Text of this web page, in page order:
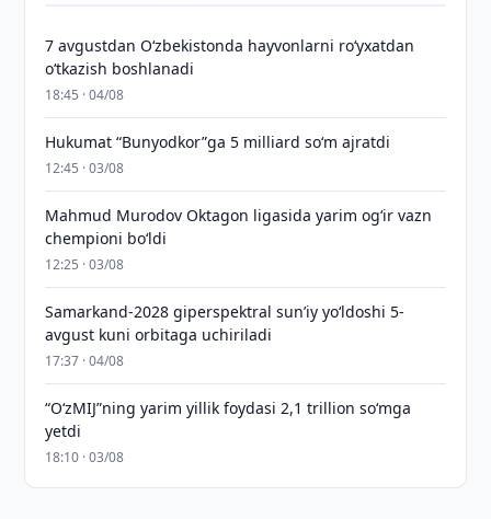
7 avgustdan O‘zbekistonda hayvonlarni ro‘yxatdan
o‘tkazish boshlanadi
18:45 · 04/08
Hukumat “Bunyodkor”ga 5 milliard so‘m ajratdi
12:45 · 03/08
Mahmud Murodov Oktagon ligasida yarim og‘ir vazn
chempioni bo‘ldi
12:25 · 03/08
Samarkand-2028 giperspektral sun’iy yo‘ldoshi 5-
avgust kuni orbitaga uchiriladi
17:37 · 04/08
“O‘zMIJ”ning yarim yillik foydasi 2,1 trillion so‘mga
yetdi
18:10 · 03/08